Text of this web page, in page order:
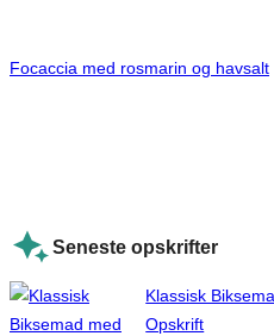
Focaccia med rosmarin og havsalt
Seneste opskrifter
Klassisk
Opskrift